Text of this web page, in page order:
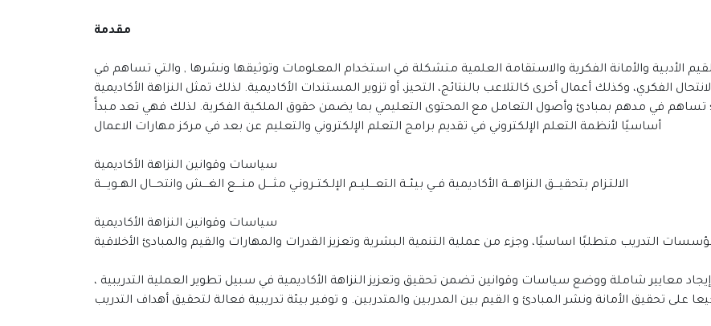
مقدمة
الأدبية والأمانة الفكرية والاستقامة العلمية متشكلة في استخدام المعلومات وتوثيقها ونشرها , والتي تساهم في
الفكري، وكذلك أعمال أخرى كالتلاعب بالنتائج، التحيز، أو تزوير المستندات الأكاديمية. لذلك تمثل النزاهة الأكاديمية
تساهم في مدهم بمبادئ وأصول التعامل مع المحتوى التعليمي بما يضمن حقوق الملكية الفكرية. لذلك فهي تعد مبدأً
أساسيًا لأنظمة التعلم الإلكتروني في تقديم برامج التعلم الإلكتروني والتعليم عن بعد في مركز مهارات الاعمال
سياسات وقوانين النزاهة الأكاديمية
الالتـزام بتحقيـــق النزاهـــة الأكاديمية فــي بيئــة التعـــليــم الإلـكتــرونـي مثــــل منــــع الغـــش وانتحـــال الهــويــــة
سياسات وقوانين النزاهة الأكاديمية
معايير شاملة ووضع سياسات وقوانين تضمن تحقيق وتعزيز النزاهة الأكاديمية في سبيل تطوير العملية التدريبية ،